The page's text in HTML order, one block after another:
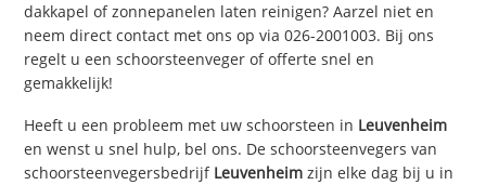
dakkapel of zonnepanelen laten reinigen? Aarzel niet en
neem direct contact met ons op via 026-2001003. Bij ons
regelt u een schoorsteenveger of offerte snel en
gemakkelijk!
Heeft u een probleem met uw schoorsteen in Leuvenheim
en wenst u snel hulp, bel ons. De schoorsteenvegers van
schoorsteenvegersbedrijf Leuvenheim zijn elke dag bij u in